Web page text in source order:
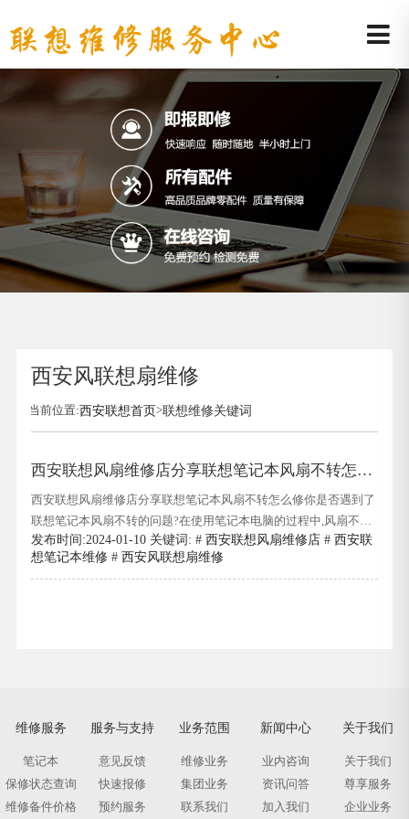
西安风联想扇维修
当前位置:西安联想首页>联想维修关键词
西安联想风扇维修店分享联想笔记本风扇不转怎么
修
西安联想风扇维修店分享联想笔记本风扇不转怎么修你是否遇到了
联想笔记本风扇不转的问题?在使用笔记本电脑的过程中,风扇不转
可能会导致设备温度过高,进而影响性能和使用寿命.别担心,本文将
为你提供解决这一问题的方法.西安联想风扇维修店分享联想笔记
本风扇不转怎么修首先,我们来看看可能导致风扇不转的原因.第一
发布时间:2024-01-10 关键词: #西安联想风扇维修店 #西安联
想笔记本维修 #西安风联想扇维修
维修服务
笔记本
保修状态查询
维修备件价格
服务与支持
意见反馈
快速报修
预约服务
业务范围
维修业务
集团业务
联系我们
新闻中心
业内咨询
资讯问答
加入我们
关于我们
关于我们
尊享服务
企业业务